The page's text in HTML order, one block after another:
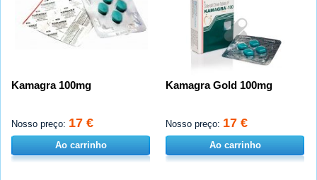
Kamagra 100mg
Nosso preço: 17 €
Ao carrinho
Kamagra Gold 100mg
Nosso preço: 17 €
Ao carrinho